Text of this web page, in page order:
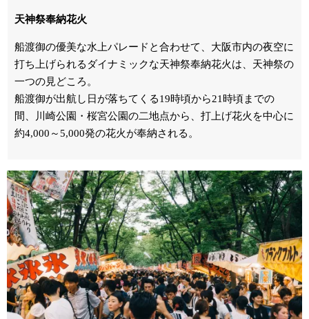
天神祭奉納花火
船渡御の優美な水上パレードと合わせて、大阪市内の夜空に
打ち上げられるダイナミックな天神祭奉納花火は、天神祭の
一つの見どころ。
船渡御が出航し日が落ちてくる19時頃から21時頃までの
間、川崎公園・桜宮公園の二地点から、打上げ花火を中心に
約4,000～5,000発の花火が奉納される。